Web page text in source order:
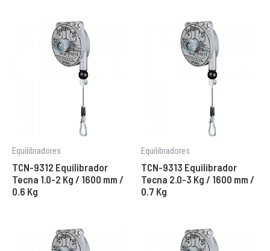
Equilibradores
TCN-9312 Equilibrador
Tecna 1.0-2 Kg / 1600 mm /
0.6 Kg
Equilibradores
TCN-9313 Equilibrador
Tecna 2.0-3 Kg / 1600 mm /
0.7 Kg